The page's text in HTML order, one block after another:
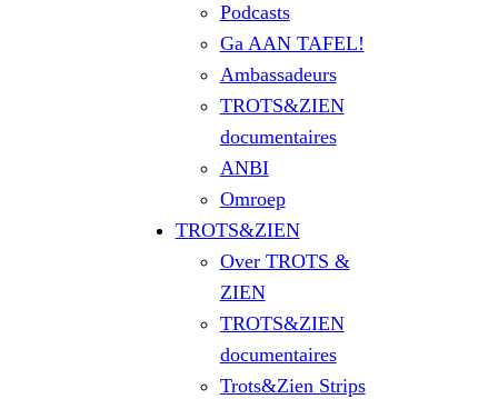
Podcasts
Ga AAN TAFEL!
Ambassadeurs
TROTS&ZIEN
documentaires
ANBI
Omroep
TROTS&ZIEN
Over TROTS &
ZIEN
TROTS&ZIEN
documentaires
Trots&Zien Strips